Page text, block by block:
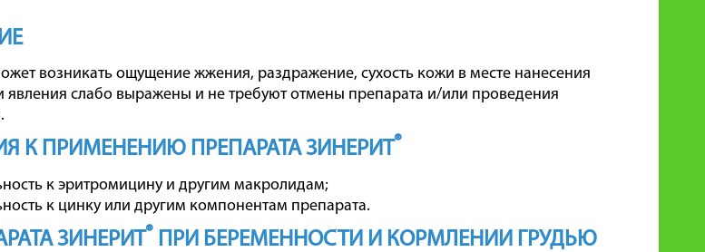
возникать ощущение жжения, раздражение, сухость кожи в месте нанесения
явления слабо выражены и не требуют отмены препарата и/или проведения
К ПРИМЕНЕНИЮ ПРЕПАРАТА ЗИНЕРИТ®
к эритромицину и другим макролидам;
к цинку или другим компонентам препарата.
ЗИНЕРИТ® ПРИ БЕРЕМЕННОСТИ И КОРМЛЕНИИ ГРУДЬЮ